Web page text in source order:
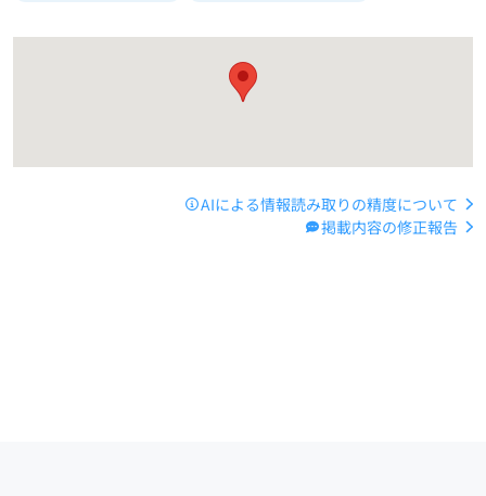
AIによる情報読み取りの精度について
掲載内容の修正報告